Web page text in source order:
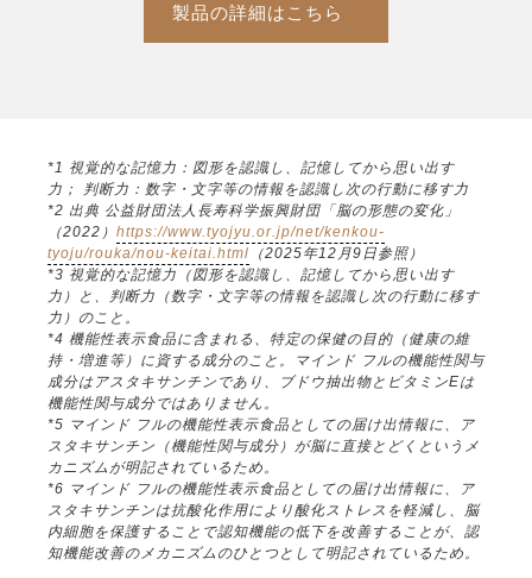
製品の詳細はこちら
*1 視覚的な記憶力：図形を認識し、記憶してから思い出す
力； 判断力：数字・文字等の情報を認識し次の行動に移す力
*2 出典 公益財団法人長寿科学振興財団「脳の形態の変化」
（2022） https://www.tyojyu.or.jp/net/kenkou-
tyoju/rouka/nou-keitai.html （2025年12月9日参照）
*3 視覚的な記憶力（図形を認識し、記憶してから思い出す
力）と、判断力（数字・文字等の情報を認識し次の行動に移す
力）のこと。
*4 機能性表示食品に含まれる、特定の保健の目的（健康の維
持・増進等）に資する成分のこと。マインド フルの機能性関与
成分はアスタキサンチンであり、ブドウ抽出物とビタミンEは
機能性関与成分ではありません。
*5 マインド フルの機能性表示食品としての届け出情報に、ア
スタキサンチン（機能性関与成分）が脳に直接とどくというメ
カニズムが明記されているため。
*6 マインド フルの機能性表示食品としての届け出情報に、ア
スタキサンチンは抗酸化作用により酸化ストレスを軽減し、脳
内細胞を保護することで認知機能の低下を改善することが、認
知機能改善のメカニズムのひとつとして明記されているため。